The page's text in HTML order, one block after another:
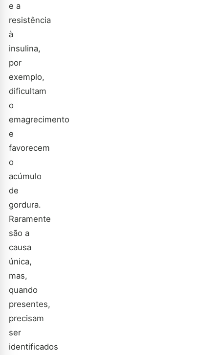
e a
resistência
à
insulina,
por
exemplo,
dificultam
o
emagrecimento
e
favorecem
o
acúmulo
de
gordura.
Raramente
são a
causa
única,
mas,
quando
presentes,
precisam
ser
identificados